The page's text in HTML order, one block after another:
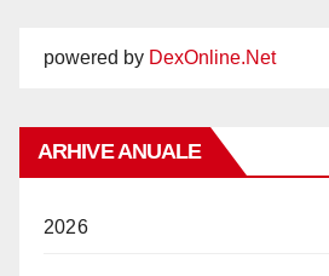
powered by DexOnline.Net
ARHIVE ANUALE
2026